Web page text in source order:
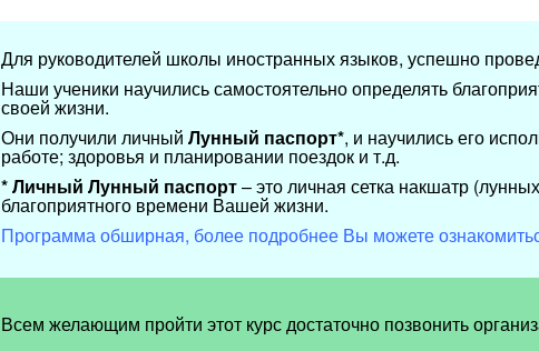
Для руководителей школы иностранных языков, успешно
Наши ученики научились самостоятельно определять
своей жизни.
Они получили личный Лунный паспорт*, и научились его
работе; здоровья и планировании поездок и т.д.
* Личный Лунный паспорт– это личная сетка накшатр
благоприятного времени Вашей жизни.
Программа обширная, более подробнее Вы можете
Всем желающим пройти этот курс достаточно позвонить